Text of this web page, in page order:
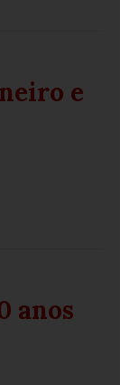
e
anos